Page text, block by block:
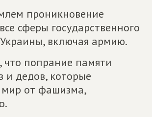
проникновение
сферы государственного
включая армию.
попрание памяти
и дедов, которые
мир от фашизма,